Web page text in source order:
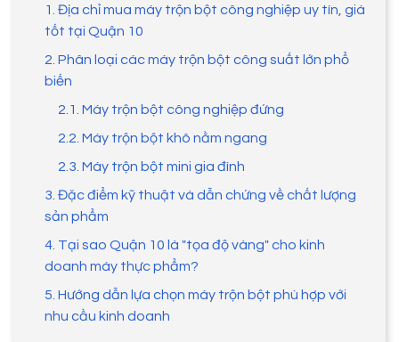
1. Địa chỉ mua máy trộn bột công nghiệp uy tín, giá
tốt tại Quận 10
2. Phân loại các máy trộn bột công suất lớn phổ
biến
2.1. Máy trộn bột công nghiệp đứng
2.2. Máy trộn bột khô nằm ngang
2.3. Máy trộn bột mini gia đình
3. Đặc điểm kỹ thuật và dẫn chứng về chất lượng
sản phẩm
4. Tại sao Quận 10 là "tọa độ vàng" cho kinh
doanh máy thực phẩm?
5. Hướng dẫn lựa chọn máy trộn bột phù hợp với
nhu cầu kinh doanh